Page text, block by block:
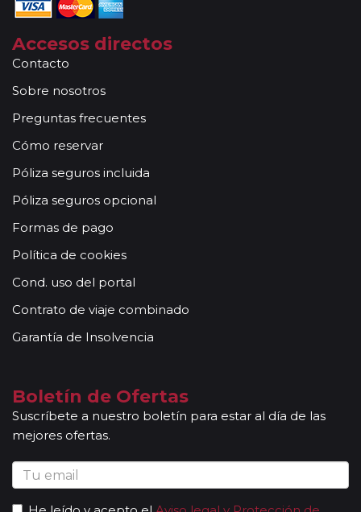
Accesos directos
Contacto
Sobre nosotros
Preguntas frecuentes
Cómo reservar
Póliza seguros incluida
Póliza seguros opcional
Formas de pago
Política de cookies
Cond. uso del portal
Contrato de viaje combinado
Garantía de Insolvencia
Boletín de Ofertas
Suscríbete a nuestro boletín para estar al día de las
mejores ofertas.